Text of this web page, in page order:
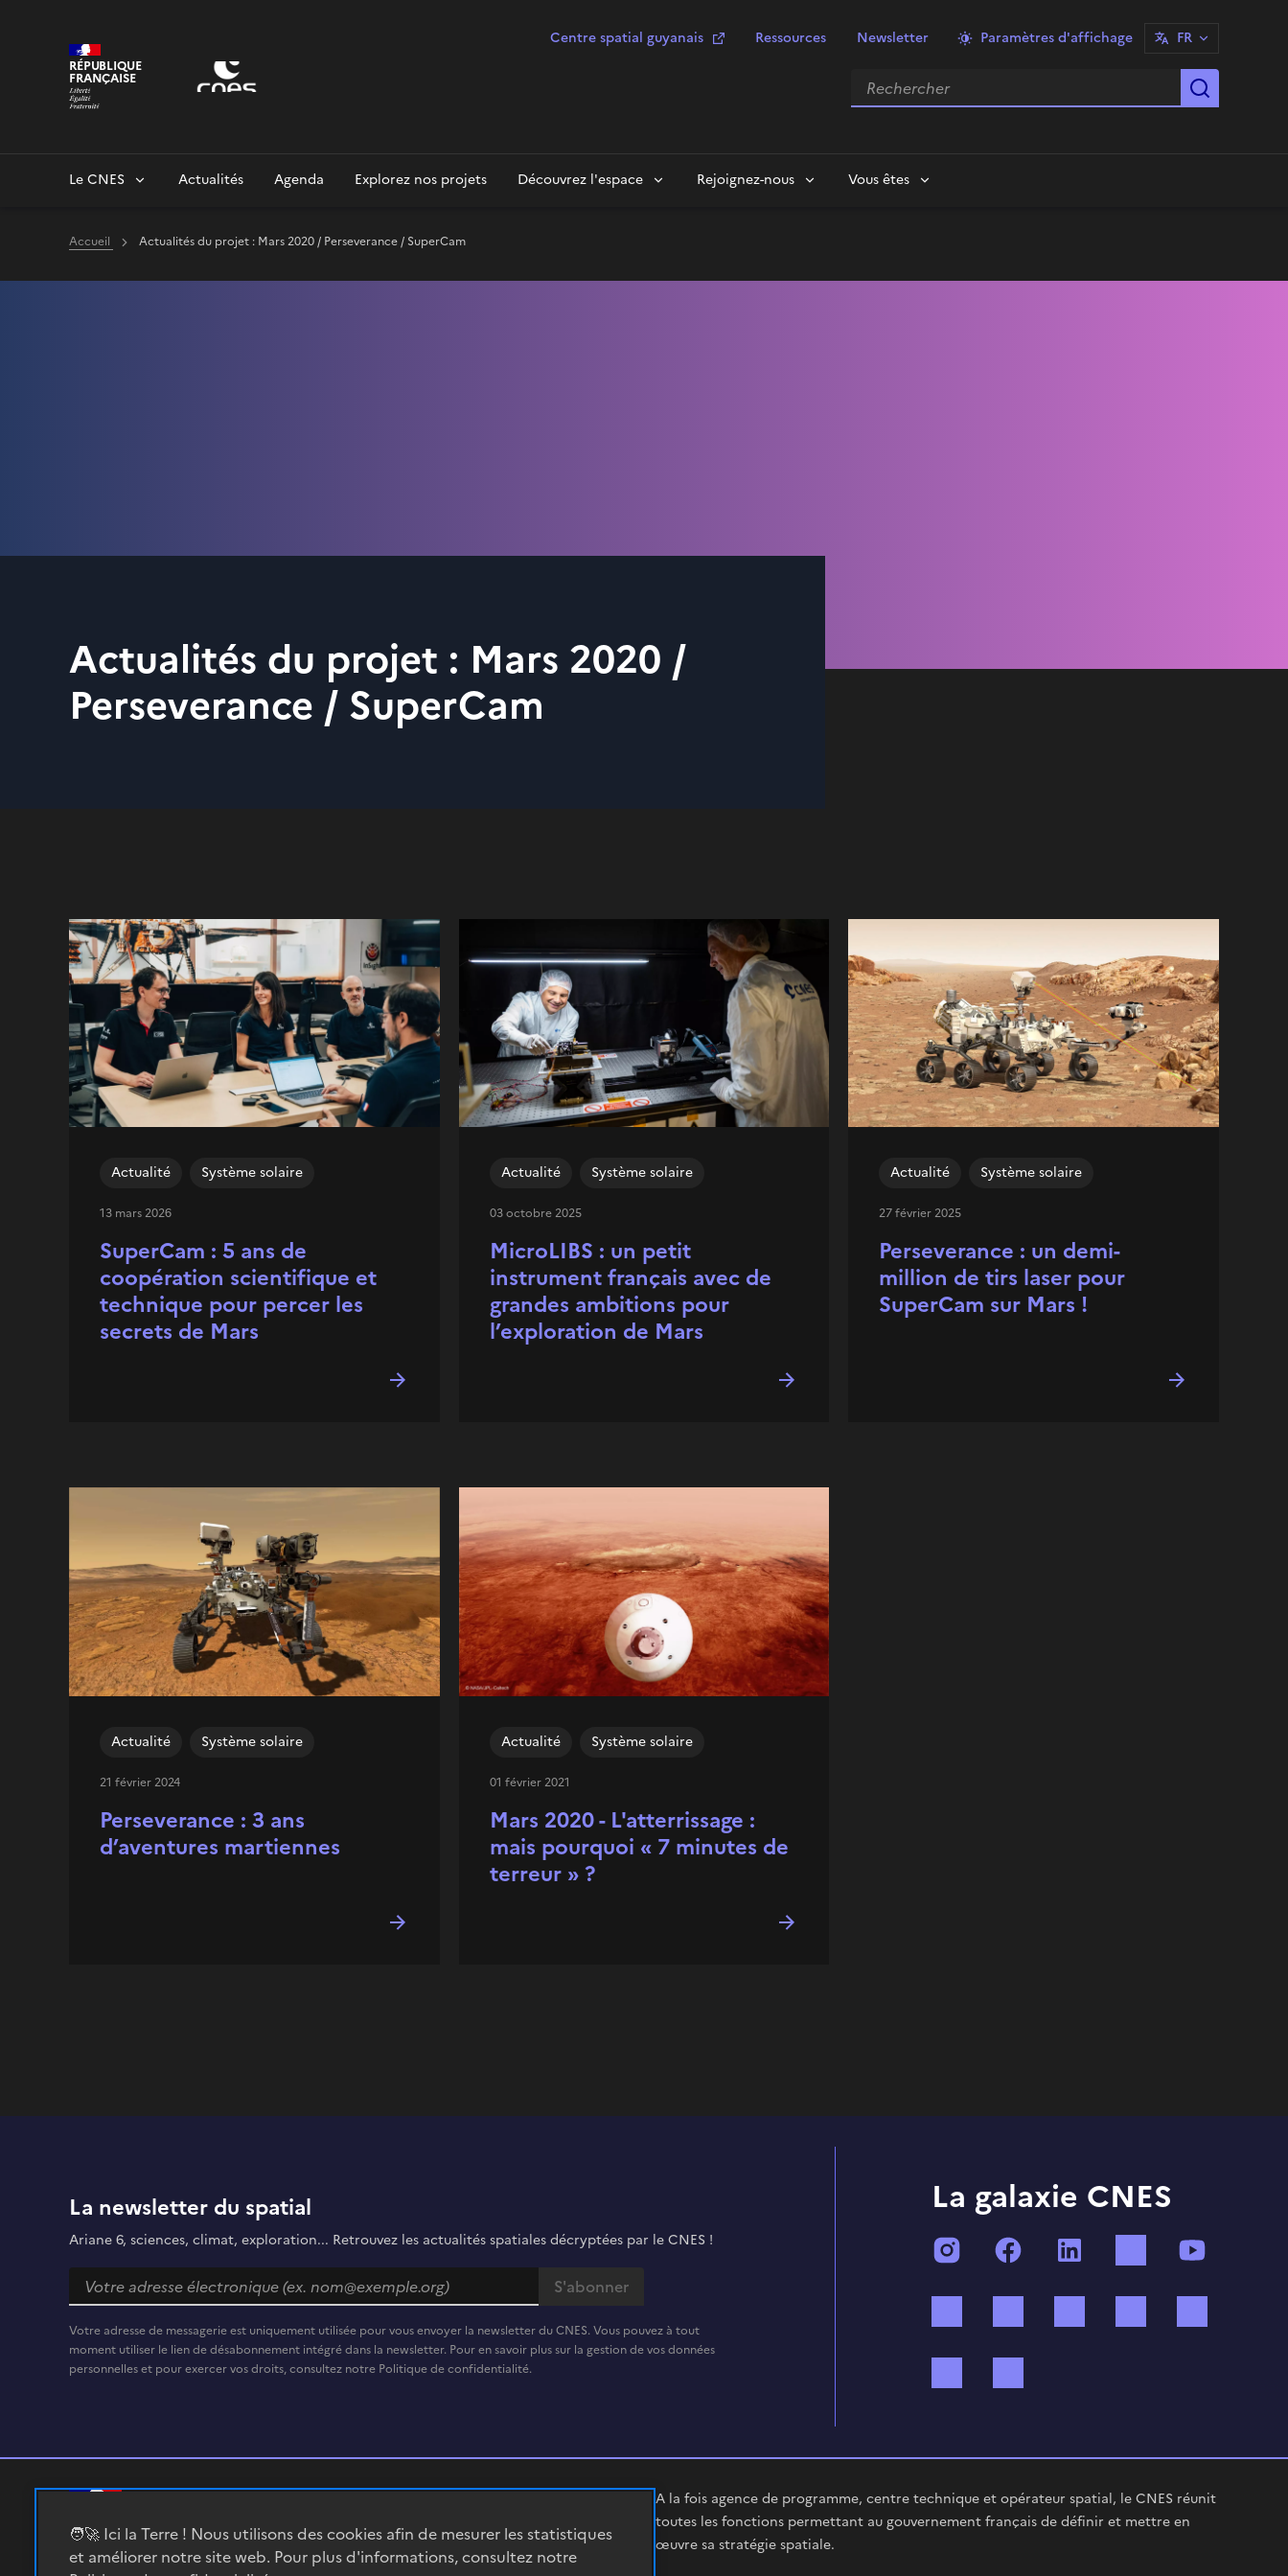
🧑‍🚀 Ici la Terre ! Nous utilisons des cookies afin de mesurer les statistiques
et améliorer notre site web. Pour plus d'informations, consultez notre
RÉPUBLIQUE
FRANÇAISE
Centre spatial guyanais Ressources Newsletter Paramètres d'affichage FR
Rechercher
Le CNES Actualités Agenda Explorez nos projets Découvrez l'espace Rejoignez-nous Vous êtes
Accueil Actualités du projet : Mars 2020 / Perseverance / SuperCam
Actualités du projet : Mars 2020 /
Perseverance / SuperCam
SuperCam : 5 ans de
coopération scientifique et
technique pour percer les
secrets de Mars
Actualité Système solaire
13 mars 2026
MicroLIBS : un petit
instrument français avec de
grandes ambitions pour
l’exploration de Mars
Actualité Système solaire
03 octobre 2025
Perseverance : un demi-
million de tirs laser pour
SuperCam sur Mars !
Actualité Système solaire
27 février 2025
Perseverance : 3 ans
d’aventures martiennes
Actualité Système solaire
21 février 2024
Mars 2020 - L'atterrissage :
mais pourquoi « 7 minutes de
terreur » ?
Actualité Système solaire
01 février 2021
La newsletter du spatial
Ariane 6, sciences, climat, exploration... Retrouvez les actualités spatiales décryptées par le CNES !
Votre adresse de messagerie est uniquement utilisée pour vous envoyer la newsletter du CNES. Vous pouvez à tout
moment utiliser le lien de désabonnement intégré dans la newsletter. Pour en savoir plus sur la gestion de vos données
personnelles et pour exercer vos droits, consultez notre Politique de confidentialité.
La galaxie CNES
InstagramFacebook TikTok
RÉPUBLIQUE
FRANÇAISE
A la fois agence de programme, centre technique et opérateur spatial, le CNES réunit
toutes les fonctions permettant au gouvernement français de définir et mettre en
œuvre sa stratégie spatiale.